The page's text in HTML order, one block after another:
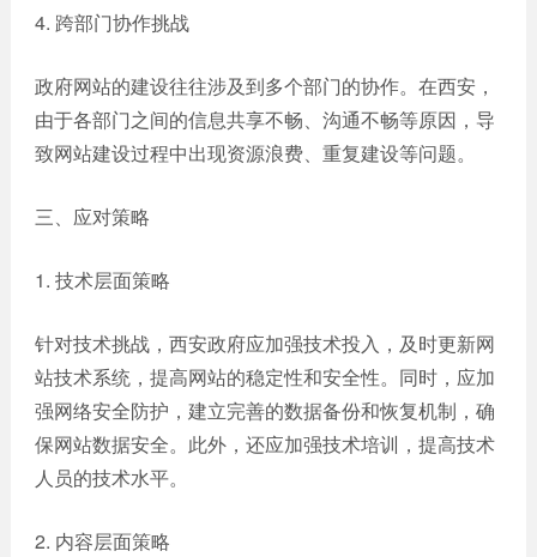
4. 跨部门协作挑战
政府网站的建设往往涉及到多个部门的协作。在西安，
由于各部门之间的信息共享不畅、沟通不畅等原因，导
致网站建设过程中出现资源浪费、重复建设等问题。
三、应对策略
1. 技术层面策略
针对技术挑战，西安政府应加强技术投入，及时更新网
站技术系统，提高网站的稳定性和安全性。同时，应加
强网络安全防护，建立完善的数据备份和恢复机制，确
保网站数据安全。此外，还应加强技术培训，提高技术
人员的技术水平。
2. 内容层面策略